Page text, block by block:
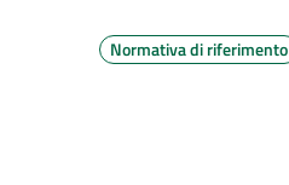
Normativa di riferimento